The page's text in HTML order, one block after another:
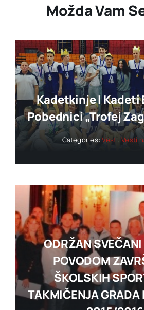
Možda Vam
Kadetkinje I Kadeti
Pobednici „trofej
Categories:Vesti,Vesti
ODRŽAN
POVODOM
ŠKOLSKIH
TAKMIČENJA GRADA